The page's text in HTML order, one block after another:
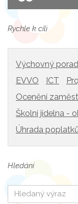
Rychle k cíli
Výchovný
EVVO
ICT
Ocenění
Školní jídelna -
Úhrada
Hledání